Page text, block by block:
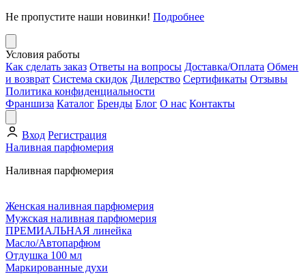
Не пропустите наши новинки! Подробнее
Условия работы
Как сделать заказ Ответы на вопросы Доставка/Оплата Обмен
и возврат Система скидок Дилерство Сертификаты Отзывы
Политика конфиденциальности
Франшиза Каталог Бренды Блог О нас Контакты
Вход Регистрация
Наливная парфюмерия
Наливная парфюмерия
Женская наливная парфюмерия
Мужская наливная парфюмерия
ПРЕМИАЛЬНАЯ линейка
Масло/Автопарфюм
Отдушка 100 мл
Маркированные духи